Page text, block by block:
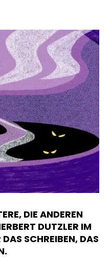
DIE ANDEREN
DUTZLER IM
SCHREIBEN, DAS